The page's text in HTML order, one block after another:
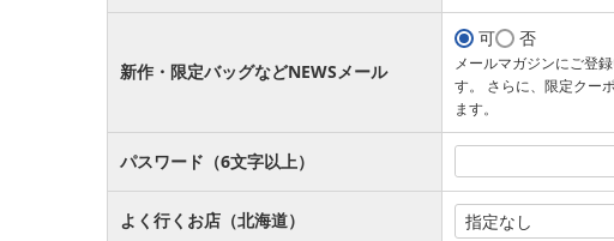
新作・限定バッグなどNEWSメール
可 否
メールマガジンにご登
す。 さらに、限定クー
ます。
パスワード（6文字以上）
よく行くお店（北海道）